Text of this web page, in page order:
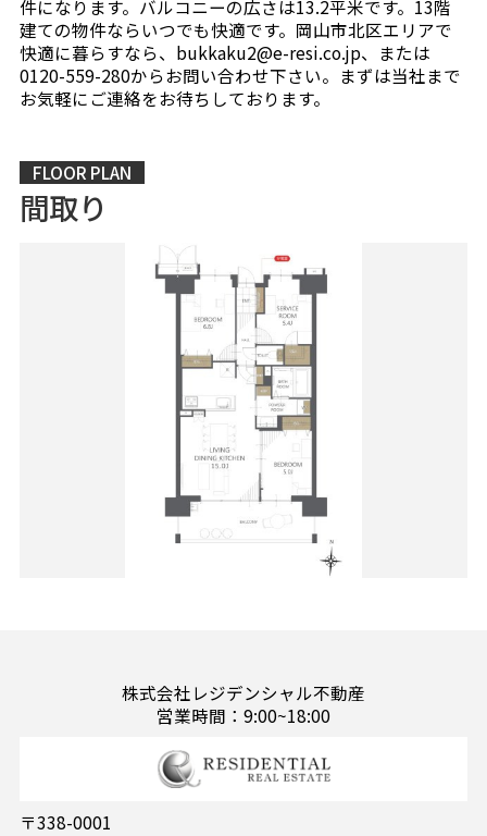
件になります。バルコニーの広さは13.2平米です。13階
建ての物件ならいつでも快適です。岡山市北区エリアで
快適に暮らすなら、bukkaku2@e-resi.co.jp、または
0120-559-280からお問い合わせ下さい。まずは当社まで
お気軽にご連絡をお待ちしております。
FLOOR PLAN
間取り
株式会社レジデンシャル不動産
営業時間：9:00~18:00
〒338-0001